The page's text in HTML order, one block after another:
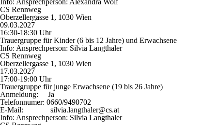
Info: Ansprechperson: Alexandra Wolf
CS Rennweg
Oberzellergasse 1, 1030 Wien
09.03.2027
16:30-18:30 Uhr
Trauergruppe für Kinder (6 bis 12 Jahre) und Erwachsene
Info: Ansprechperson: Silvia Langthaler
CS Rennweg
Oberzellergasse 1, 1030 Wien
17.03.2027
17:00-19:00 Uhr
Trauergruppe für junge Erwachsene (19 bis 26 Jahre)
Anmeldung: Ja
Telefonnumer: 0660/9490702
E-Mail:
silvia.langthaler@cs.at
Info: Ansprechperson: Silvia Langthaler